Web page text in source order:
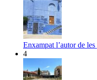
Enxampat l’autor de
4